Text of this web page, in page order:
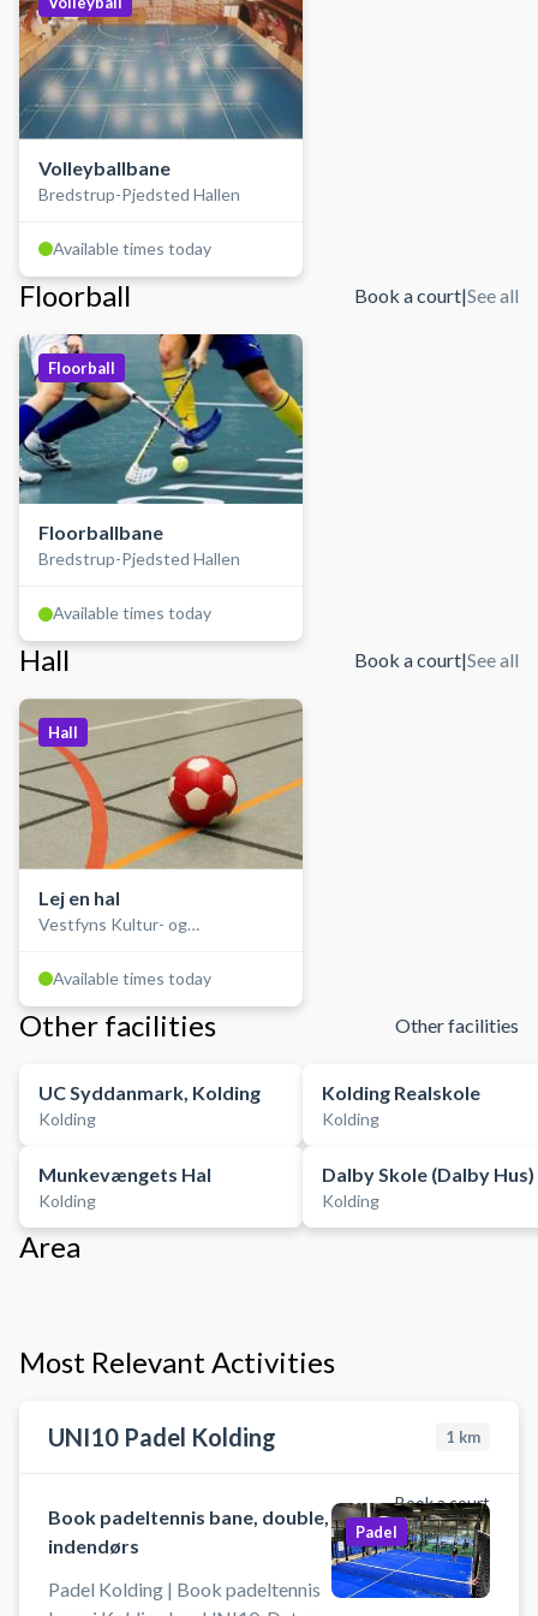
Volleyballbane
Bredstrup-Pjedsted Hallen
Available times today
Floorball Book a court|See all
Floorball
Floorballbane
Bredstrup-Pjedsted Hallen
Available times today
Hall Book a court|See all
Hall
Lej en hal
Vestfyns Kultur- og
Available times today
Other facilities Other facilities
UC Syddanmark, Kolding
Kolding
Kolding Realskole
Kolding
Munkevængets Hal
Kolding
Dalby Skole (Dalby Hus)
Kolding
Area
Most Relevant Activities
UNI10 Padel Kolding 1 km
Book a court
Book padeltennis bane, double,
indendørs
Padel Kolding | Book padeltennis
Padel